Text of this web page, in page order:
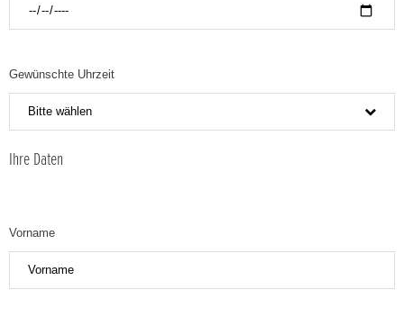
Gewünschte Uhrzeit
Bitte wählen
Ihre Daten
Vorname